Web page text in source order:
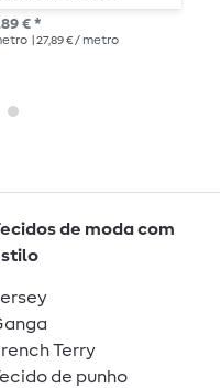
Print Hand On
Honest Navy
€ *
| 27,89 € / metro
de moda com
Terry
de punho